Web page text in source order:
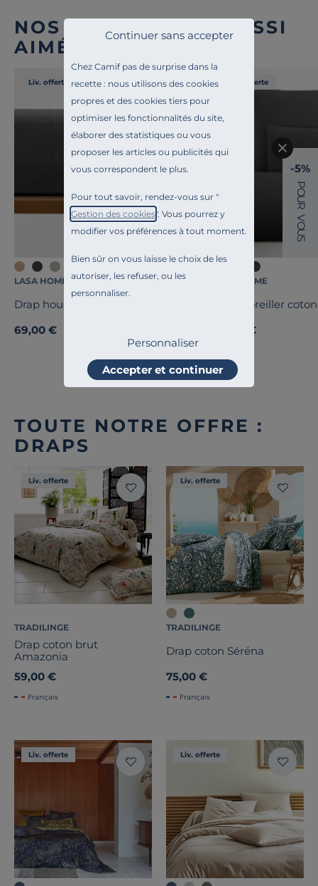
Chez Camif pas de surprise dans la
recette : nous utilisons des cookies
propres et des cookies tiers pour
optimiser les fonctionnalités du site,
élaborer des statistiques ou vous
proposer les articles ou publicités qui
vous correspondent le plus.
Pour tout savoir, rendez-vous sur "
Gestion des cookies". Vous pourrez y
modifier vos préférences à tout moment.
Bien sûr on vous laisse le choix de les
autoriser, les refuser, ou les
personnaliser.
Continuer sans accepter
Personnaliser
Accepter et continuer
NOS CLIENTS ONT AUSSI
AIMÉ
Liv. offerte
LASA HOME
Drap housse coton flanelle Livia
69,00 €
Liv. offerte
LASA HOME
Taie d'oreiller
29,00 €
TOUTE NOTRE OFFRE :
DRAPS
Liv. offerte
TRADILINGE
Drap coton brut
Amazonia
59,00 €
Français
Liv. offerte
TRADILINGE
Drap coton Séréna
75,00 €
Français
Liv. offerte Liv. offerte
-5%
P
O
U
R
V
O
U
S